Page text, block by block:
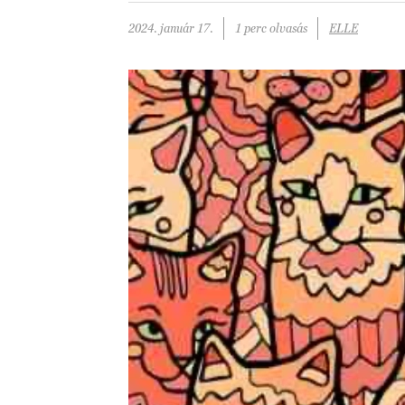
2024. január 17. 1 perc olvasás ELLE